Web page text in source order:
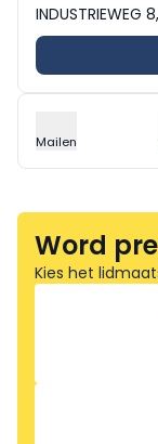
INDUSTRIEWEG
Mailen
Word
Kies het